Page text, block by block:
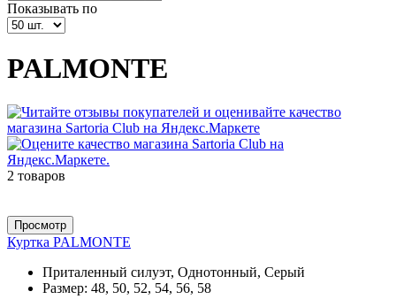
Показывать по
PALMONTE
2 товаров
Просмотр
Куртка PALMONTE
Приталенный силуэт, Однотонный, Серый
Размер: 48, 50, 52, 54, 56, 58